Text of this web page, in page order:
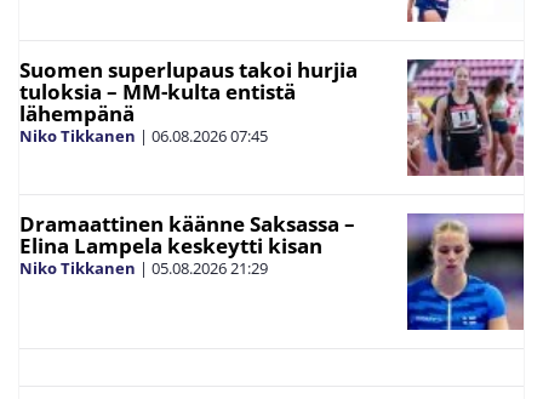
Suomen superlupaus takoi hurjia
tuloksia – MM-kulta entistä
lähempänä
Niko Tikkanen | 06.08.202607:45
Dramaattinen käänne Saksassa –
Elina Lampela keskeytti kisan
Niko Tikkanen | 05.08.202621:29